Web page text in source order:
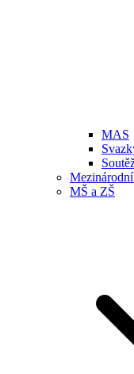
MAS
MŠ a ZŠ